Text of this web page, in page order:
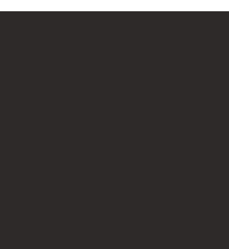
SCHREIBEN SIE UNS